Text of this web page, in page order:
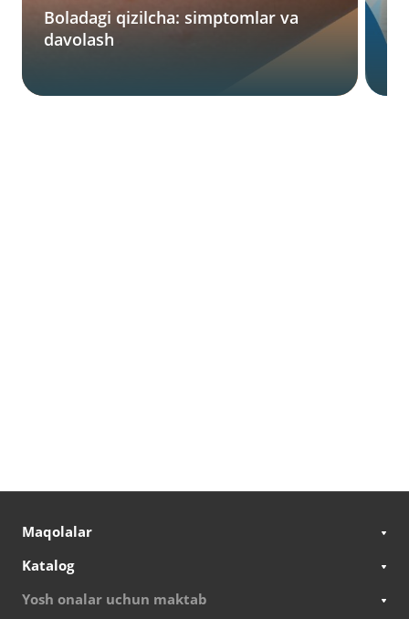
Boladagi qizilcha: simptomlar va
davolash
Maqolalar
Katalog
Yosh onalar uchun maktab